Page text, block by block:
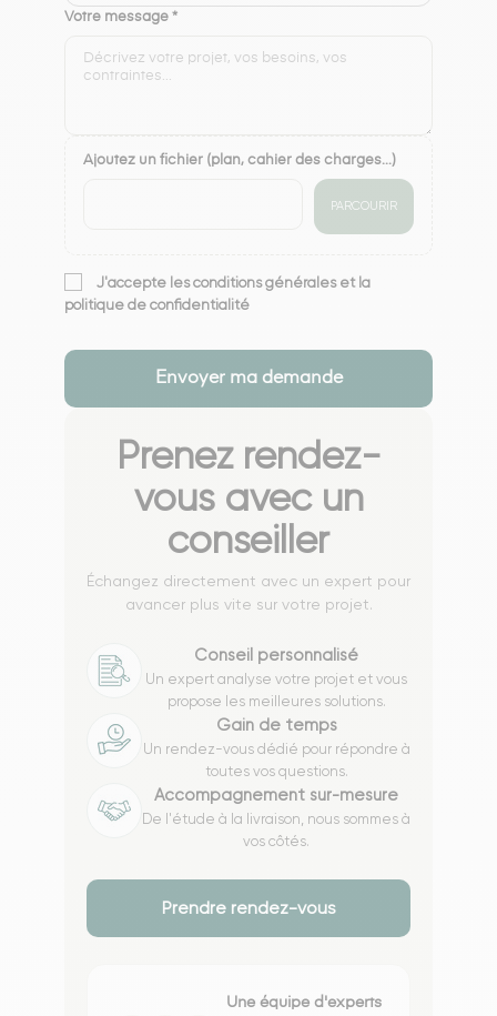
Votre message *
Ajoutez un fichier (plan, cahier des charges...)
PARCOURIR
J'accepte les conditions générales et la
politique de confidentialité
Prenez rendez-
vous avec un
conseiller
Échangez directement avec un expert pour
avancer plus vite sur votre projet.
Conseil personnalisé
Un expert analyse votre projet et vous
propose les meilleures solutions.
Gain de temps
Un rendez-vous dédié pour répondre à
toutes vos questions.
Accompagnement sur-mesure
De l'étude à la livraison, nous sommes à
vos côtés.
Prendre rendez-vous
Une équipe d'experts